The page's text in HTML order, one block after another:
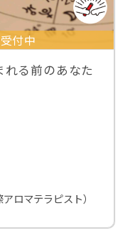
付中
る前のあなた
ロマテラピスト）